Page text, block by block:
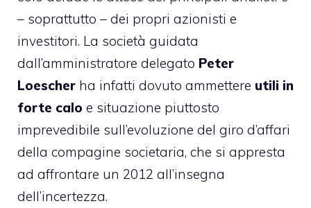
– soprattutto – dei propri azionisti e
investitori. La società guidata
dall’amministratore delegato Peter
Loescher ha infatti dovuto ammettere utili in
forte calo e situazione piuttosto
imprevedibile sull’evoluzione del giro d’affari
della compagine societaria, che si appresta
ad affrontare un 2012 all’insegna
dell’incertezza.